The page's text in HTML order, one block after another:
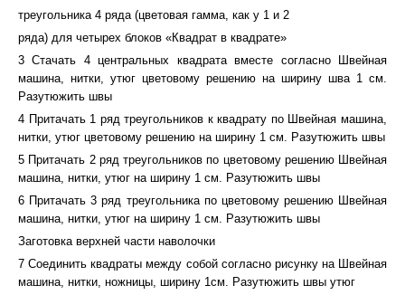
треугольника 4 ряда (цветовая гамма, как у 1 и 2
ряда) для четырех блоков «Квадрат в квадрате»
3 Стачать 4 центральных квадрата вместе согласно Швейная
машина, нитки, утюг цветовому решению на ширину шва 1 см.
Разутюжить швы
4 Притачать 1 ряд треугольников к квадрату по Швейная машина,
нитки, утюг цветовому решению на ширину 1 см. Разутюжить швы
5 Притачать 2 ряд треугольников по цветовому решению Швейная
машина, нитки, утюг на ширину 1 см. Разутюжить швы
6 Притачать 3 ряд треугольника по цветовому решению Швейная
машина, нитки, утюг на ширину 1 см. Разутюжить швы
Заготовка верхней части наволочки
7 Соединить квадраты между собой согласно рисунку на Швейная
машина, нитки, ножницы, ширину 1см. Разутюжить швы утюг